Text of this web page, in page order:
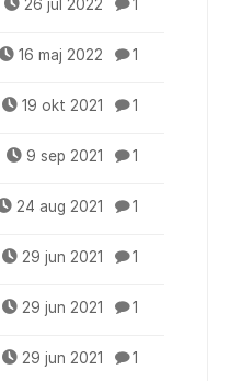
26 jul 2022 1
16 maj 2022 1
19 okt 2021 1
9 sep 2021 1
24 aug 2021 1
29 jun 2021 1
29 jun 2021 1
29 jun 2021 1